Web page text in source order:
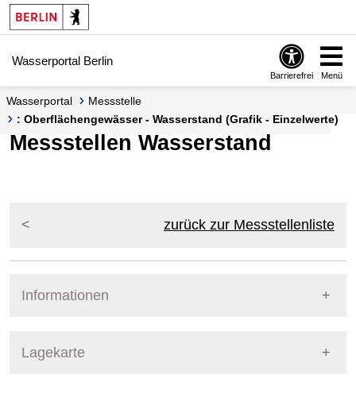
Springe zur Navigation
Springe zum Inhalt
Wasserportal Berlin
Barrierefrei Menü
Wasserportal
Messstelle
: Oberflächengewässer - Wasserstand (Grafik - Einzelwerte)
Messstellen Wasserstand
zurück zur Messstellenliste
Informationen
Lagekarte